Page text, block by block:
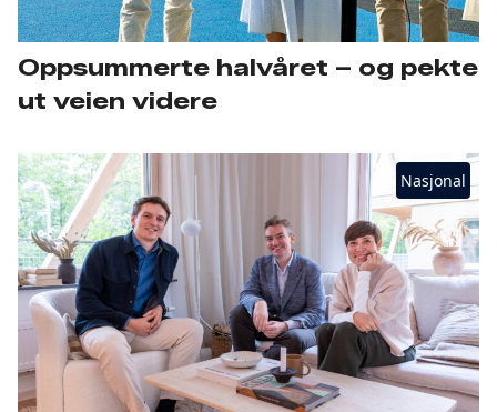
Oppsummerte halvåret – og pekte
ut veien videre
Nasjonal